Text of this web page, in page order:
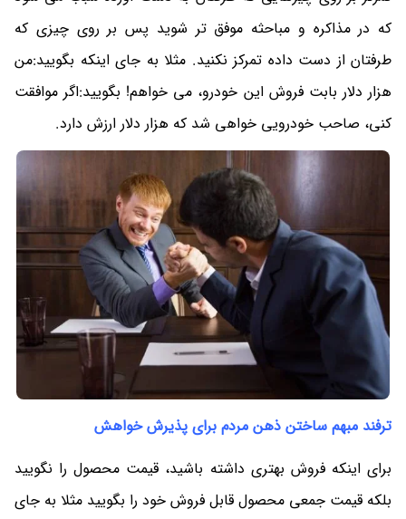
که در مذاکره و مباحثه موفق تر شوید پس بر روی چیزی که
طرفتان از دست داده تمرکز نکنید. مثلا به جای اینکه بگویید:من
هزار دلار بابت فروش این خودرو، می خواهم! بگویید:اگر موافقت
کنی، صاحب خودرویی خواهی شد که هزار دلار ارزش دارد.
ترفند مبهم ساختن ذهن مردم برای پذیرش خواهش
برای اینکه فروش بهتری داشته باشید، قیمت محصول را نگویید
بلکه قیمت جمعی محصول قابل فروش خود را بگویید مثلا به جای